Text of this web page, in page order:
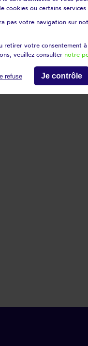
:
cookies ou certains
pas votre navigation sur
retirer votre consentement
veuillez consulter notre
refuse Je contrôle